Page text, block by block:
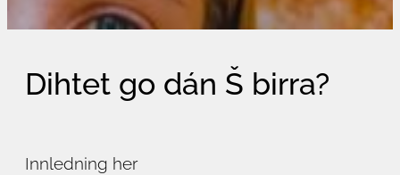
Dihtet go dán Š birra?
Innledning her